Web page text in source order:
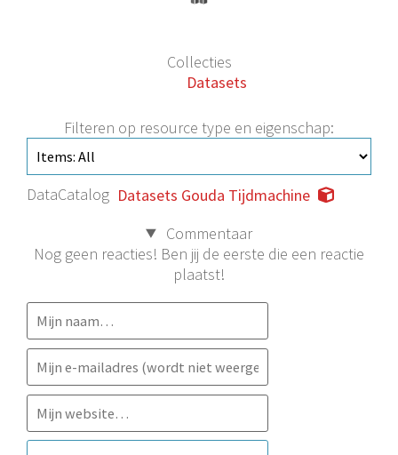
Collecties
Datasets
Filteren op resource type en eigenschap:
DataCatalog Datasets Gouda Tijdmachine
Commentaar
Nog geen reacties! Ben jij de eerste die een reactie
plaatst!